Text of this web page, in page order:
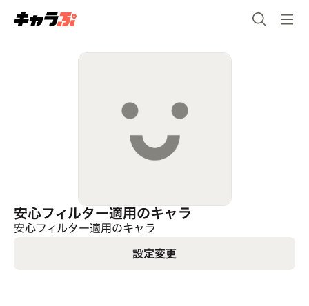
安心フィルター適用のキャラ
安心フィルター適用のキャラ
設定変更